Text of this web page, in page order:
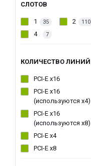
СЛОТОВ
1 35 2 110
4 7
КОЛИЧЕСТВО ЛИНИЙ
PCI-E x16
PCI-E x16
(используются х4)
PCI-E x16
(используются х8)
PCI-E x4
PCI-E x8